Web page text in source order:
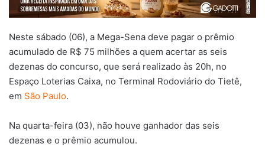
Neste sábado (06), a Mega-Sena deve pagar o prêmio
acumulado de R$ 75 milhões a quem acertar as seis
dezenas do concurso, que será realizado às 20h, no
Espaço Loterias Caixa, no Terminal Rodoviário do Tietê,
em São Paulo.
Na quarta-feira (03), não houve ganhador das seis
dezenas e o prêmio acumulou.